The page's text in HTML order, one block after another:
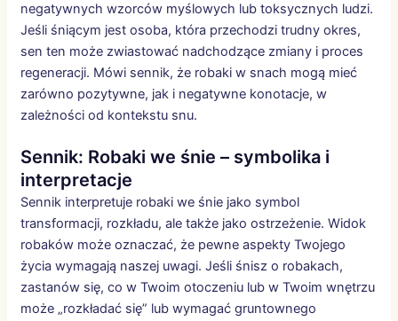
negatywnych wzorców myślowych lub toksycznych ludzi.
Jeśli śniącym jest osoba, która przechodzi trudny okres,
sen ten może zwiastować nadchodzące zmiany i proces
regeneracji. Mówi sennik, że robaki w snach mogą mieć
zarówno pozytywne, jak i negatywne konotacje, w
zależności od kontekstu snu.
Sennik: Robaki we śnie – symbolika i
interpretacje
Sennik interpretuje robaki we śnie jako symbol
transformacji, rozkładu, ale także jako ostrzeżenie. Widok
robaków może oznaczać, że pewne aspekty Twojego
życia wymagają naszej uwagi. Jeśli śnisz o robakach,
zastanów się, co w Twoim otoczeniu lub w Twoim wnętrzu
może „rozkładać się” lub wymagać gruntownego